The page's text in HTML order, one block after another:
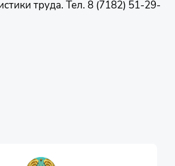
труда. Тел. 8 (7182) 51-29-